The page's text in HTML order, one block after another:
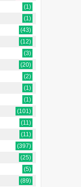
(1)
(1)
(43)
(12)
(3)
(20)
(2)
(1)
(1)
(101)
(11)
(11)
(397)
(25)
(5)
(89)